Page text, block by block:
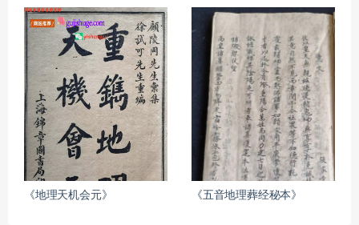
《地理天机会元》 《五音地理葬经秘本》